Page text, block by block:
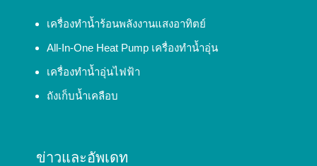
เครื่องทำน้ำร้อนพลังงานแสงอาทิตย์
All-In-One Heat Pump เครื่องทำน้ำอุ่น
เครื่องทำน้ำอุ่นไฟฟ้า
ถังเก็บน้ำเคลือบ
ข่าวและอัพเดท